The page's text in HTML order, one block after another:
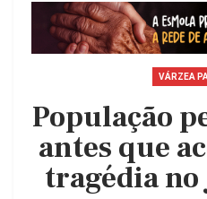
VÁRZEA
População
antes que
tragédia no